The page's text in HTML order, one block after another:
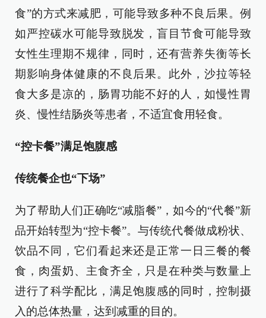
食”的方式来减肥，可能导致多种不良后果。例
如严控碳水可能导致脱发，盲目节食可能导致
女性生理期不规律，同时，还有营养失衡等长
期影响身体健康的不良后果。此外，沙拉等轻
食大多是凉的，肠胃功能不好的人，如慢性胃
炎、慢性结肠炎等患者，不适宜食用轻食。
“控卡餐”满足饱腹感
传统餐企也“下场”
为了帮助人们正确吃“减脂餐”，如今的“代餐”新
品开始转型为“控卡餐”。与传统代餐做成粉状、
饮品不同，它们看起来还是正常一日三餐的餐
食，肉蛋奶、主食齐全，只是在种类与数量上
进行了科学配比，满足饱腹感的同时，控制摄
入的总体热量，达到减重的目的。